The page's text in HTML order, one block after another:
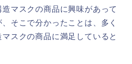
マスクの商品に興味があって
そこで分かったことは、多く
スクの商品に満足していると